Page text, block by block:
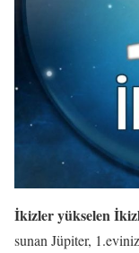
İkizler yükselen
sunan Jüpiter,